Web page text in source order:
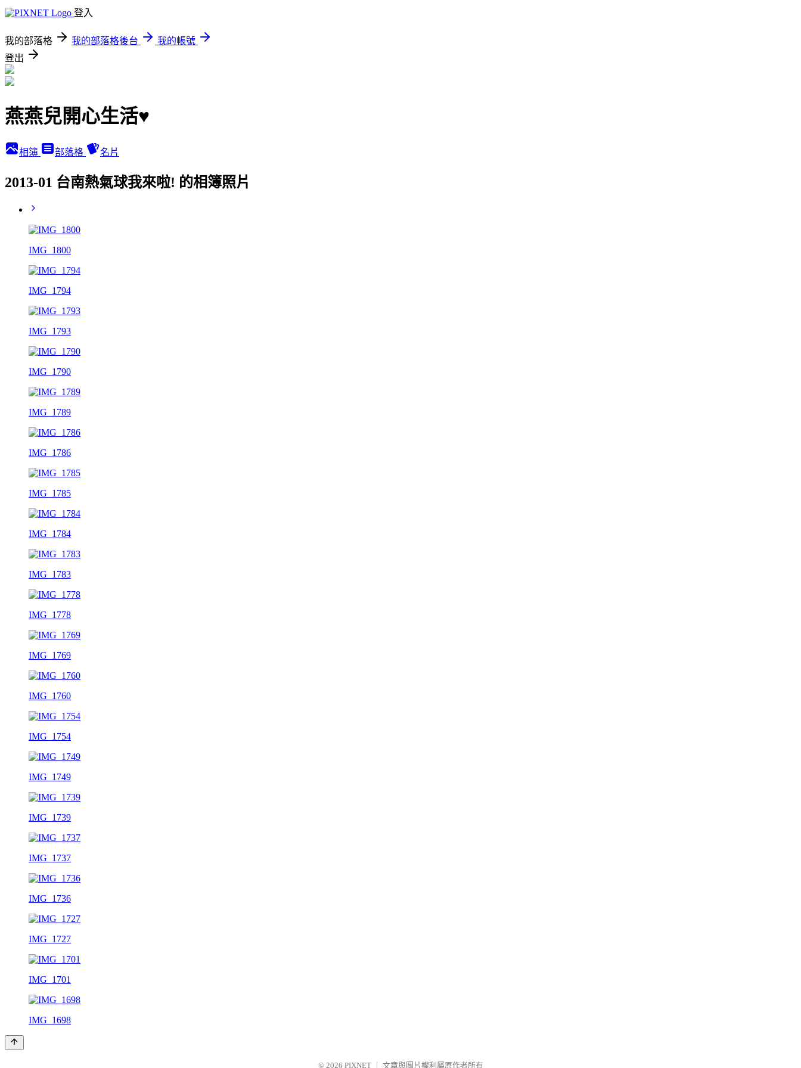
登入
我的部落格 我的部落格後台
我的帳號
登出
燕燕兒開心生活♥
相簿 部落格 名片
2013-01 台南熱氣球我來啦! 的相簿照片
IMG_1800
IMG_1794
IMG_1793
IMG_1790
IMG_1789
IMG_1786
IMG_1785
IMG_1784
IMG_1783
IMG_1778
IMG_1769
IMG_1760
IMG_1754
IMG_1749
IMG_1739
IMG_1737
IMG_1736
IMG_1727
IMG_1701
IMG_1698
© 2026 PIXNET 文章與圖片權利屬原作者所有